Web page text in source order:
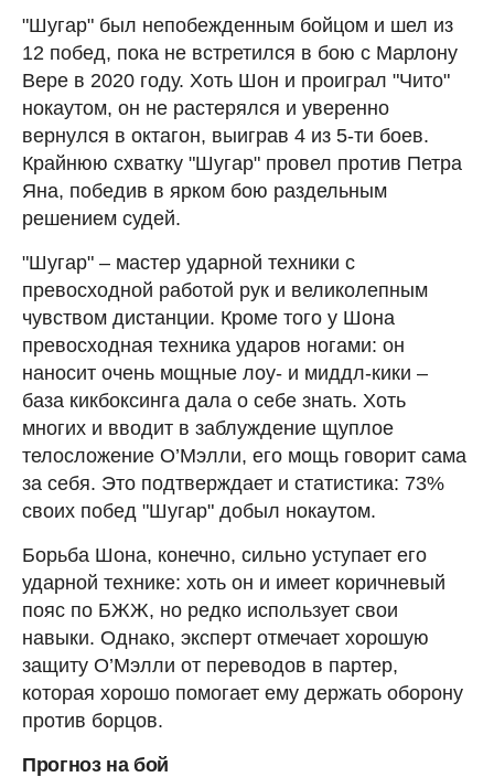
"Шугар" был непобежденным бойцом и шел из
12 побед, пока не встретился в бою с Марлону
Вере в 2020 году. Хоть Шон и проиграл "Чито"
нокаутом, он не растерялся и уверенно
вернулся в октагон, выиграв 4 из 5-ти боев.
Крайнюю схватку "Шугар" провел против Петра
Яна, победив в ярком бою раздельным
решением судей.
"Шугар" – мастер ударной техники с
превосходной работой рук и великолепным
чувством дистанции. Кроме того у Шона
превосходная техника ударов ногами: он
наносит очень мощные лоу- и миддл-кики –
база кикбоксинга дала о себе знать. Хоть
многих и вводит в заблуждение щуплое
телосложение О’Мэлли, его мощь говорит сама
за себя. Это подтверждает и статистика: 73%
своих побед "Шугар" добыл нокаутом.
Борьба Шона, конечно, сильно уступает его
ударной технике: хоть он и имеет коричневый
пояс по БЖЖ, но редко использует свои
навыки. Однако, эксперт отмечает хорошую
защиту О’Мэлли от переводов в партер,
которая хорошо помогает ему держать оборону
против борцов.
Прогноз на бой